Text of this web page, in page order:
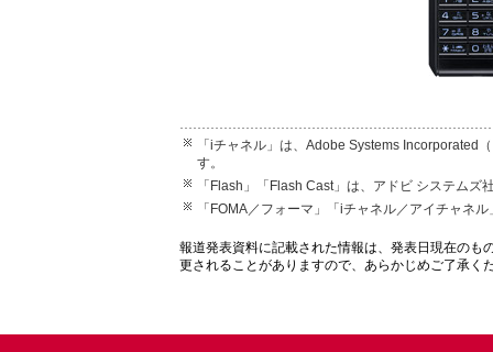
「iチャネル」は、Adobe Systems Incorporated
す。
「Flash」「Flash Cast」は、アドビ システム
「FOMA／フォーマ」「iチャネル／アイチャネ
報道発表資料に記載された情報は、発表日現在のも
更されることがありますので、あらかじめご了承く